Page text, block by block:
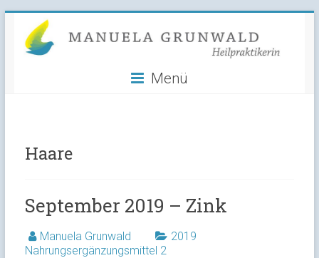
content
Manuela
Grunwald
Menü
Haare
September 2019 – Zink
Manuela Grunwald
2019
Nahrungsergänzungsmittel 2